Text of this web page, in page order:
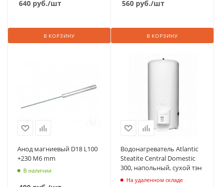
640 руб./шт
В КОРЗИНУ
560 руб./шт
В КОРЗИНУ
Анод магниевый D18 L100
+230 М6 mm
В наличии
Водонагреватель Atlantic
Steatite Central Domestic
300, напольный, сухой тэн
На удаленном складе